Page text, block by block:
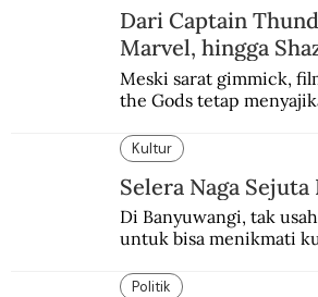
Dari Captain
Marvel, hingga
Meski sarat gimmick,
the Gods tetap
Yunani.
Kultur
Selera Naga Sejuta
Di Banyuwangi, tak
untuk bisa menikmati
pekan.
Politik